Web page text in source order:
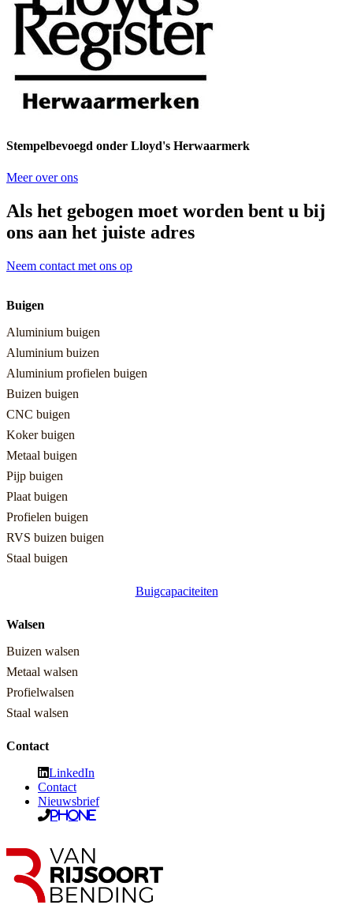
Stempelbevoegd onder Lloyd's Herwaarmerk
Meer over ons
Als het gebogen moet worden bent u bij
ons aan het juiste adres
Neem contact met ons op
Buigen
Aluminium buigen
Aluminium buizen
Aluminium profielen buigen
Buizen buigen
CNC buigen
Koker buigen
Metaal buigen
Pijp buigen
Plaat buigen
Profielen buigen
RVS buizen buigen
Staal buigen
Buigcapaciteiten
Walsen
Buizen walsen
Metaal walsen
Profielwalsen
Staal walsen
Contact
LinkedIn
Contact
Nieuwsbrief
Phone